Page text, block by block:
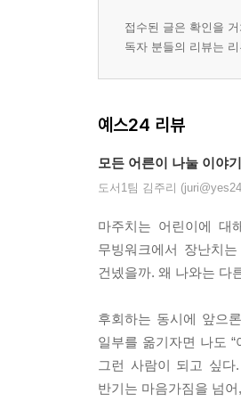
접수된 글은 확인을
독자 분들의 리뷰는
예스24 리뷰
모든 어른이 나눌 이야기
도서1팀 김주리
마주치는 어린이에 대
무빙워크에서 장난치
건넸을까. 왜 나와는 다
후회하는 동시에 앞으
일부를 옮기자면 나도
그런 사람이 되고 싶
반기는 마음가짐을 넘